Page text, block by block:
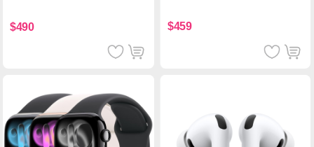
$490 $459